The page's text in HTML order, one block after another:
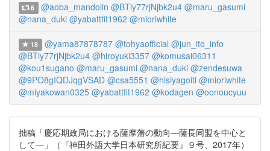
6 @aoba_mandolin @BTiy77rjNjbk2u4 @maru_gasumi
@nana_duki @yabattfit1962 @mioriwhite
18 @yama87878787 @tohyaofficial @jun_ito_info
@BTiy77rjNjbk2u4 @hiroyuki3357 @komusai06311
@kou1sugano @maru_gasumi @nana_duki @zendesuwa
@9PO8gIQDJqgVSAD @csa5551 @hisiyagoiti @mioriwhite
@miyakowan0325 @yabattfit1962 @kodagen @oonoucyuu
拙稿「慶応期政局における薩摩藩の動向―薩長同盟を中心と
して―」（『神田外語大学日本研究所紀要』９号、2017年）